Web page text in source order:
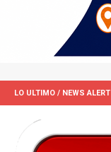
LO ULTIMO / NEWS ALERT